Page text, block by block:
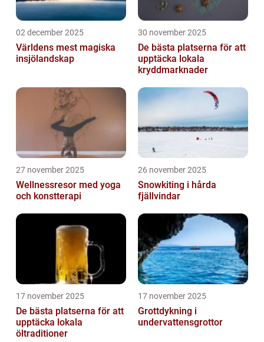
02 december 2025
Världens mest magiska
insjölandskap
30 november 2025
De bästa platserna för att
upptäcka lokala
kryddmarknader
27 november 2025
Wellnessresor med yoga
och konstterapi
26 november 2025
Snowkiting i hårda
fjällvindar
17 november 2025
De bästa platserna för att
upptäcka lokala
öltraditioner
17 november 2025
Grottdykning i
undervattensgrottor